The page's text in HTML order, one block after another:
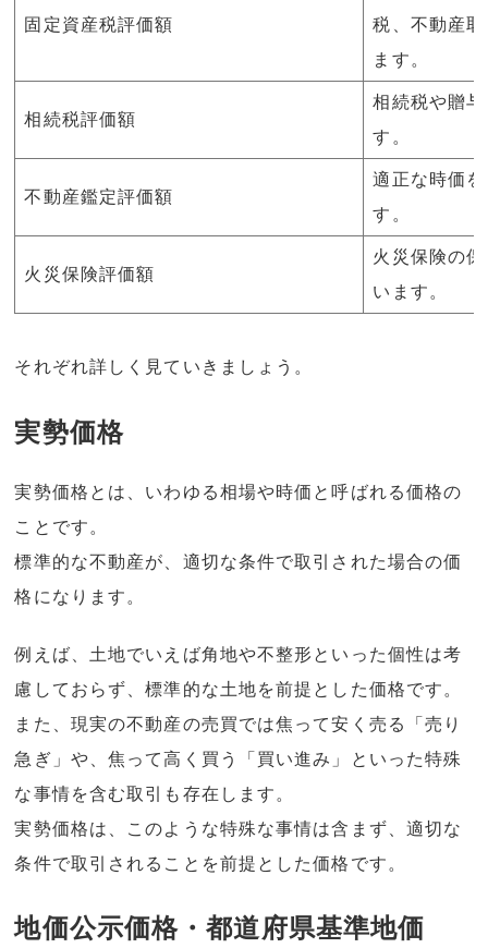
固定資産税評価額
税、不動産
ます。
相続税評価額
相続税や贈
す。
不動産鑑定評価額
適正な時価
す。
火災保険評価額
火災保険の
います。
それぞれ詳しく見ていきましょう。
実勢価格
実勢価格とは、いわゆる相場や時価と呼ばれる価格の
ことです。
標準的な不動産が、適切な条件で取引された場合の価
格になります。
例えば、土地でいえば角地や不整形といった個性は考
慮しておらず、標準的な土地を前提とした価格です。
また、現実の不動産の売買では焦って安く売る「売り
急ぎ」や、焦って高く買う「買い進み」といった特殊
な事情を含む取引も存在します。
実勢価格は、このような特殊な事情は含まず、適切な
条件で取引されることを前提とした価格です。
地価公示価格・都道府県基準地価